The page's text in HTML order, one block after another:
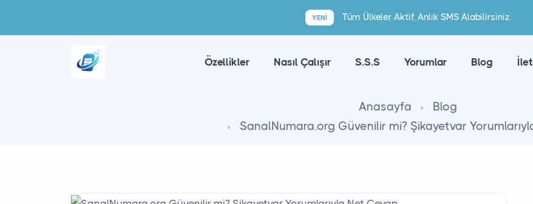
YENI Tüm Ülkeler Aktif, Anlık SMS Alabilirsiniz.
Özellikler Nasıl Çalışır S.S.S Yorumlar Blog
Anasayfa
Blog
SanalNumara.org Güvenilir mi? Şikayetvar